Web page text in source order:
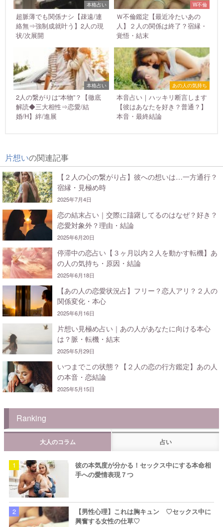
本格占い
超脈薄でも関係ナシ【疎遠/連
絡無⇒強制成就叶う】2人の現
状/次展開
W不倫
Ｗ不倫鑑定【最近冷たいあの
人】２人の関係は終了？宿縁・
覚悟・結末
本格占い
2人の繋がりは“本物”？【徹底
解読◆三大相性⇒恋愛/結
婚/H】絆/進展
あの人の気持ち
本音占い｜ハッキリ断言します
【彼はあなたを好き？普通？】
本音・最終結論
片想いの関連記事
【２人の心の繋がり占】彼への想いは…一方通行？
宿縁・見極め時
2025年7月4日
恋の結末占い｜交際に躊躇してるのはなぜ？好き？
恋愛対象外？理由・結論
2025年6月20日
停滞中の恋占い【３ヶ月以内２人を動かす転機】あ
の人の気持ち・原因・結論
2025年6月18日
【あの人の恋愛状況占】フリー？恋人アリ？２人の
関係変化・本心
2025年6月16日
片想い見極め占い｜あの人があなたに向ける本心
は？脈・転機・結末
2025年5月29日
いつまでこの状態？【２人の恋の行方鑑定】あの人
の本音・恋結論
2025年5月15日
Ranking
大人のコラム 占い
彼の本気度が分かる！セックス中にする本命相
手への愛情表現７つ
【男性心理】これは胸キュン ♡セックス中に
興奮する女性の仕草♡